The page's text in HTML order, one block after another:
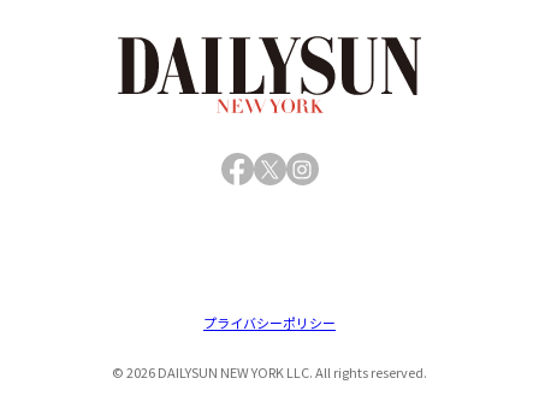
Facebook
X Instagram
© 2026 DAILYSUN NEW YORK LLC. All rights reserved.
プライバシーポリシー